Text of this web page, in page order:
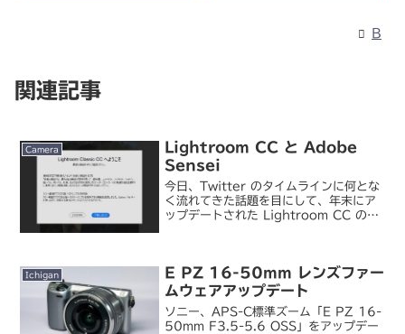
B
関連記事
Camera
Lightroom CC と Adobe
Sensei
今日、Twitter のタイムラインに何とな
く流れてきた話題を目にして、年末にア
ップデートされた Lightroom CC の新
Ichigan
E PZ 16-50mm レンズファー
ムウェアアップデート
ソニー、APS-C標準ズーム「E PZ 16-
50mm F3.5-5.6 OSS」をアップデー